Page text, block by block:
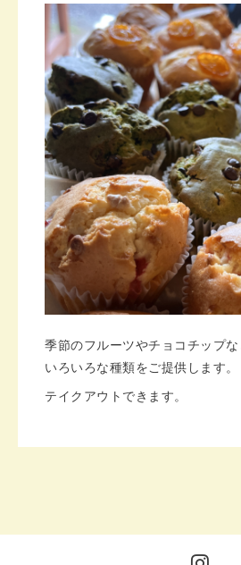
季節のフルーツやチョコチップ
いろいろな種類をご提供します。
テイクアウトできます。